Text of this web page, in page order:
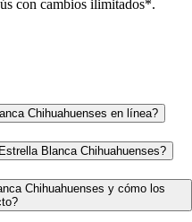
con cambios ilimitados*.
Chihuahuenses en línea?
Blanca Chihuahuenses?
Chihuahuenses y cómo los